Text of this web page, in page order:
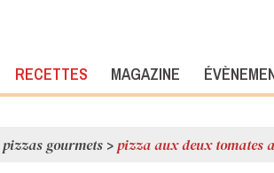
RECETTES MAGAZINE
pizzas gourmets >pizza aux deux tomates